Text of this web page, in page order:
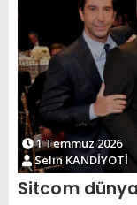
1 Temmuz 2026
Selin KANDİYOTİ
Sitcom